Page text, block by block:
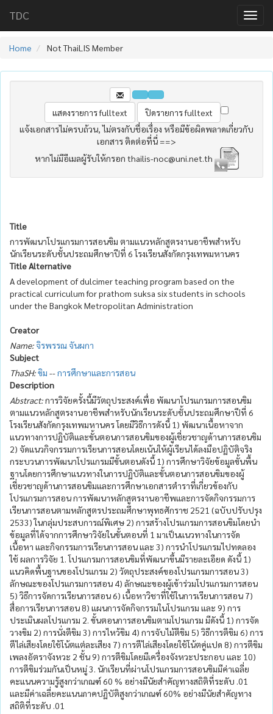
TDC
Home Not ThaiLIS Member
แจ้งเอกสารไม่ครบถ้วน, ไม่ตรงกับชื่อเรื่อง หรือมีข้อผิดพลาดเกี่ยวกับ
เอกสาร ติดต่อที่นี่ ==>
หากไม่มีอีเมลผู้รับให้กรอก thailis-noc@uni.net.th
Title
การพัฒนาโปรแกรมการสอนขิม ตามแนวหลักสูตรงานอาชีพสำหรับ
นักเรียนระดับชั้นประถมศึกษาปีที่ 6 โรงเรียนสังกัดกรุงเทพมหานคร
Title Alternative
A development of dulcimer teaching program based on the
practical curriculum for prathom suksa six students in schools
under the Bangkok Metropolitan Administration
Creator
Name: จิรพรรณ จันผกา
Subject
ThaSH:ขิม --การศึกษาและการสอน
Description
Abstract:การวิจัยครั้งนี้มีวัตถุประสงค์เพื่อ พัฒนาโปรแกรมการสอนขิม
ตามแนวหลักสูตรงานอาชีพสำหรับนักเรียนระดับชั้นประถมศึกษาปีที่ 6
โรงเรียนสังกัดกรุงเทพมหานคร โดยมีวิธีการดังนี้ 1) พัฒนาเนื้อหาจาก
แนวทางการปฏิบัติและขั้นตอนการสอนขิมของผู้เชี่ยวชาญด้านการสอนขิม
2) จัดแนวกิจกรรมการเรียนการสอนโดยเน้นให้ผู้เรียนได้ลงมือปฏิบัติจริง
กระบวนการพัฒนาโปรแกรมมีขั้นตอนดังนี้ 1) การศึกษาวิจัยข้อมูลขั้นพื้น
ฐานโดยการศึกษาแนวทางในการปฏิบัติและขั้นตอนการสอนขิมของผู้
เชี่ยวชาญด้านการสอนขิมและการศึกษาเอกสารตำราที่เกี่ยวข้องกับ
โปรแกรมการสอน การพัฒนาหลักสูตรงานอาชีพและการจัดกิจกรรมการ
เรียนการสอนตามหลักสูตรประถมศึกษาพุทธศักราช 2521 (ฉบับปรับปรุง
2533) ในกลุ่มประสบการณ์พิเศษ 2) การสร้างโปรแกรมการสอนขิมโดยนำ
ข้อมูลที่ได้จากการศึกษาวิจัยในขั้นตอนที่ 1 มาเป็นแนวทางในการจัด
เนื้อหา และกิจกรรมการเรียนการสอน และ 3) การนำโปรแกรมไปทดลอง
ใช้ ผลการวิจัย 1. โปรแกรมการสอนขิมที่พัฒนาขึ้นมีรายละเอียด ดังนี้ 1)
แนวคิดพื้นฐานของโปรแกรม 2) วัตถุประสงค์ของโปรแกรมการสอน 3)
ลักษณะของโปรแกรมการสอน 4) ลักษณะของผู้เข้าร่วมโปรแกรมการสอน
5) วิธีการจัดการเรียนการสอน 6) เนื้อหาวิชาที่ใช้ในการเรียนการสอน 7)
สื่อการเรียนการสอน 8) แผนการจัดกิจกรรมในโปรแกรม และ 9) การ
ประเมินผลโปรแกรม 2. ขั้นตอนการสอนขิมตามโปรแกรม มีดังนี้ 1) การจัด
วางขิม 2) การนั่งตีขิม 3) การไหว้ขิม 4) การจับไม้ตีขิม 5) วิธีการตีขิม 6) การ
ตีไล่เสียงโดยใช้โน้ตแต่ละเสียง 7) การตีไล่เสียงโดยใช้โน้ตคู่แปด 8) การตีขิม
เพลงอัตราจังหวะ 2 ชั้น 9) การตีขิมโดยมีเครื่องจังหวะประกอบ และ 10)
การตีขิมร่วมกันเป็นหมู่ 3. นักเรียนที่ผ่านโปรแกรมการสอนขิมมีค่าเฉลี่ย
คะแนนความรู้สูงกว่าเกณฑ์ 60 % อย่างมีนัยสำคัญทางสถิติที่ระดับ .01
และมีค่าเฉลี่ยคะแนนภาคปฏิบัติสูงกว่าเกณฑ์ 60% อย่างมีนัยสำคัญทาง
สถิติที่ระดับ .01